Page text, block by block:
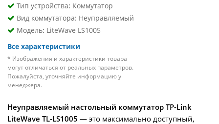
Тип устройства: Коммутатор
Вид коммутатора: Неуправляемый
Модель: LiteWave LS1005
Все характеристики
* Изображения и характеристики товара
могут отличаться от реальных параметров.
Пожалуйста, уточняйте информацию у
менеджера.
Неуправляемый настольный коммутатор TP-Link
LiteWave TL-LS1005 — это максимально доступный,